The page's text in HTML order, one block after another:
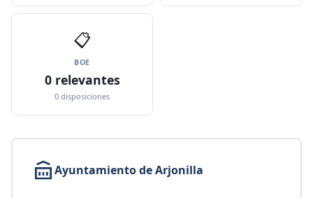
📋
BOE
0 relevantes
0 disposiciones
Ayuntamiento de Arjonilla